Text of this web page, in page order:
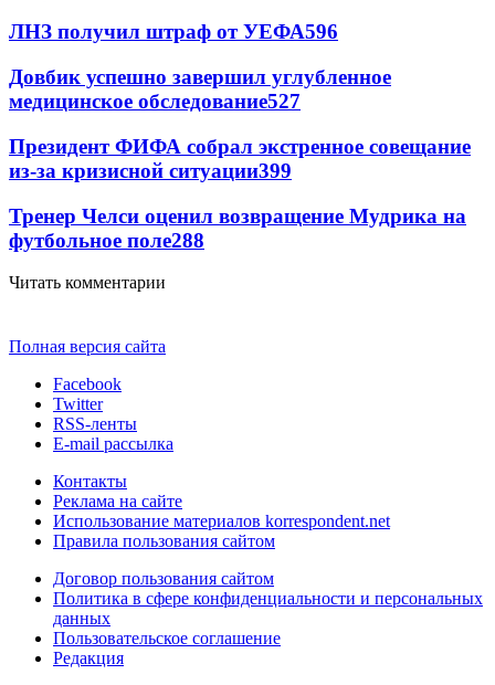
ЛНЗ получил штраф от УЕФА596
Довбик успешно завершил углубленное
медицинское обследование527
Президент ФИФА собрал экстренное совещание
из-за кризисной ситуации399
Тренер Челси оценил возвращение Мудрика на
футбольное поле288
Читать комментарии
Полная версия сайта
Facebook
Twitter
RSS-ленты
E-mail рассылка
Контакты
Реклама на сайте
Использование материалов korrespondent.net
Правила пользования сайтом
Договор пользования сайтом
Политика в сфере конфиденциальности и персональных
данных
Пользовательское соглашение
Редакция